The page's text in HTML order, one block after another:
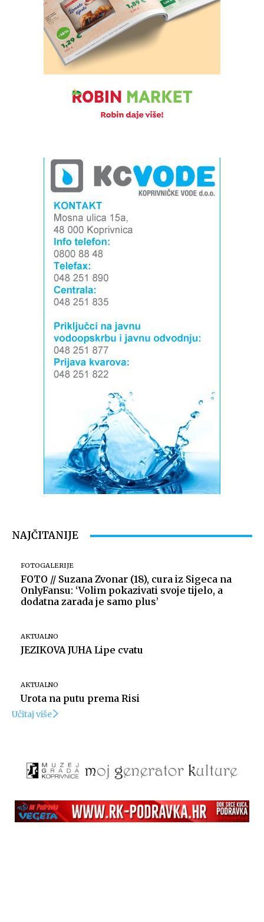
Izvor: Općina Rasinja
NAJČITANIJE
FOTOGALERIJE
FOTO // Suzana Zvonar (18), cura iz Sigeca na
OnlyFansu: ‘Volim pokazivati svoje tijelo, a
dodatna zarada je samo plus’
AKTUALNO
JEZIKOVA JUHA Lipe cvatu
AKTUALNO
Urota na putu prema Risi
Učitaj više